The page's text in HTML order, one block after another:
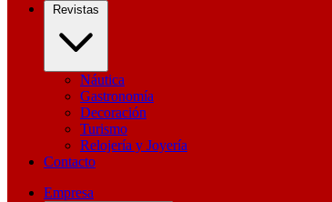
Revistas
Náutica
Gastronomía
Decoración
Turismo
Relojería y Joyería
Contacto
Empresa